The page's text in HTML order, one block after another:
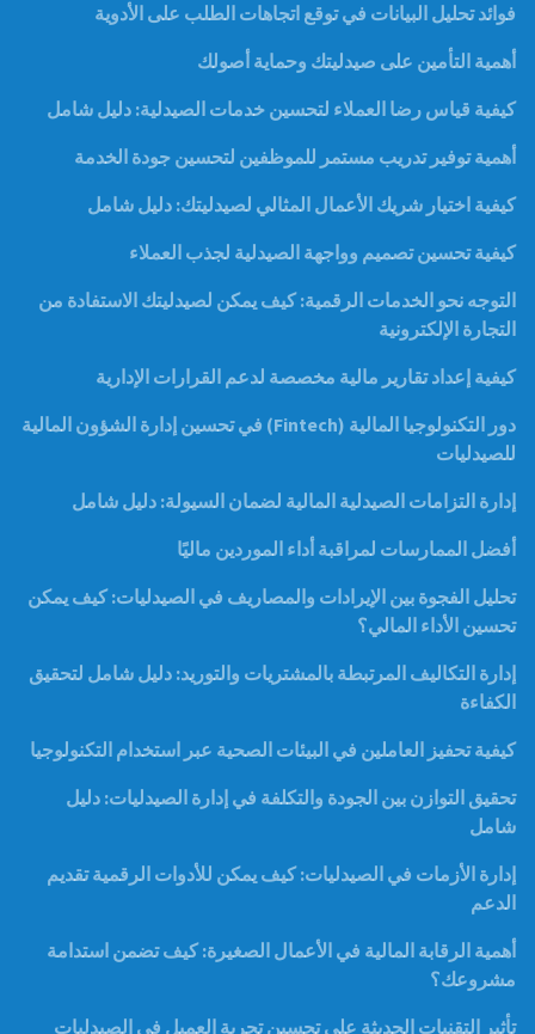
فوائد تحليل البيانات في توقع اتجاهات الطلب على الأدوية
أهمية التأمين على صيدليتك وحماية أصولك
كيفية قياس رضا العملاء لتحسين خدمات الصيدلية: دليل شامل
أهمية توفير تدريب مستمر للموظفين لتحسين جودة الخدمة
كيفية اختيار شريك الأعمال المثالي لصيدليتك: دليل شامل
كيفية تحسين تصميم وواجهة الصيدلية لجذب العملاء
التوجه نحو الخدمات الرقمية: كيف يمكن لصيدليتك الاستفادة من
التجارة الإلكترونية
كيفية إعداد تقارير مالية مخصصة لدعم القرارات الإدارية
دور التكنولوجيا المالية (Fintech) في تحسين إدارة الشؤون المالية
للصيدليات
إدارة التزامات الصيدلية المالية لضمان السيولة: دليل شامل
أفضل الممارسات لمراقبة أداء الموردين ماليًا
تحليل الفجوة بين الإيرادات والمصاريف في الصيدليات: كيف يمكن
تحسين الأداء المالي؟
إدارة التكاليف المرتبطة بالمشتريات والتوريد: دليل شامل لتحقيق
الكفاءة
كيفية تحفيز العاملين في البيئات الصحية عبر استخدام التكنولوجيا
تحقيق التوازن بين الجودة والتكلفة في إدارة الصيدليات: دليل
شامل
إدارة الأزمات في الصيدليات: كيف يمكن للأدوات الرقمية تقديم
الدعم
أهمية الرقابة المالية في الأعمال الصغيرة: كيف تضمن استدامة
مشروعك؟
تأثير التقنيات الحديثة على تحسين تجربة العميل في الصيدليات